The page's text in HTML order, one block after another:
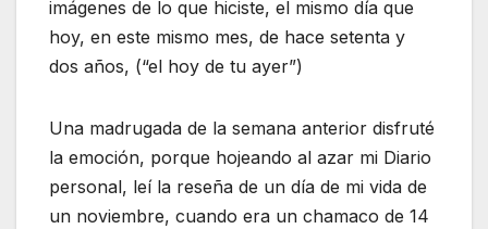
imágenes de lo que hiciste, el mismo día que
hoy, en este mismo mes, de hace setenta y
dos años, (“el hoy de tu ayer”)
Una madrugada de la semana anterior disfruté
la emoción, porque hojeando al azar mi Diario
personal, leí la reseña de un día de mi vida de
un noviembre, cuando era un chamaco de 14